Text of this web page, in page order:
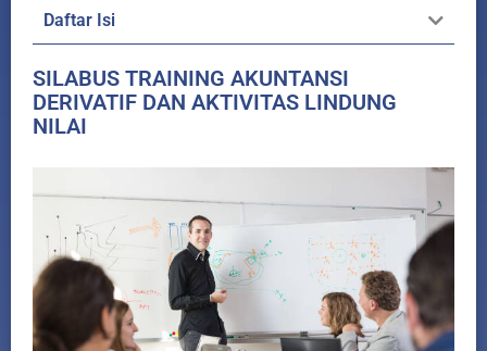
Daftar Isi
SILABUS TRAINING AKUNTANSI
DERIVATIF DAN AKTIVITAS LINDUNG
NILAI